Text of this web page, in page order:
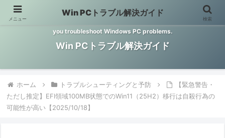
Windows PCのトラブル解決をお手伝いするサイトです。 This site helps
you troubleshoot Windows PC problems.
Win PCトラブル解決ガイド
ホーム トラブルシューティングと予防
【緊急警告・
ただし推定】EFI領域100MB状態でのWin11（25H2）移行は自殺行為の
可能性が高い【2025/10/18】
メニュー
Win PCトラブル解決ガイド
検索